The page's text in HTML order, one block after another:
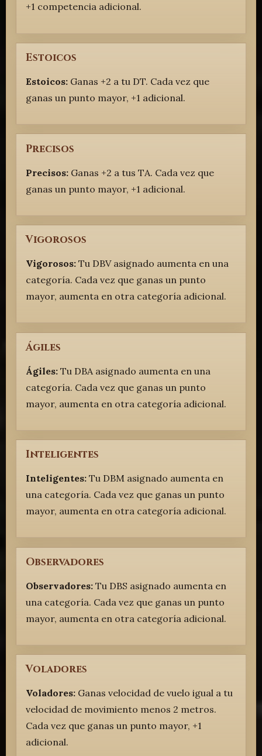
+1 competencia adicional.
Estoicos
Estoicos:Ganas +2 a tu DT. Cada vez que
ganas un punto mayor, +1 adicional.
Precisos
Precisos:Ganas +2 a tus TA. Cada vez que
ganas un punto mayor, +1 adicional.
Vigorosos
Vigorosos:Tu DBV asignado aumenta en una
categoría. Cada vez que ganas un punto
mayor, aumenta en otra categoría adicional.
Ágiles
Ágiles:Tu DBA asignado aumenta en una
categoría. Cada vez que ganas un punto
mayor, aumenta en otra categoría adicional.
Inteligentes
Inteligentes:Tu DBM asignado aumenta en
una categoría. Cada vez que ganas un punto
mayor, aumenta en otra categoría adicional.
Observadores
Observadores:Tu DBS asignado aumenta en
una categoría. Cada vez que ganas un punto
mayor, aumenta en otra categoría adicional.
Voladores
Voladores:Ganas velocidad de vuelo igual a tu
velocidad de movimiento menos 2 metros.
Cada vez que ganas un punto mayor, +1
adicional.